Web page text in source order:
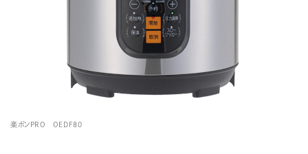
楽ポンPRO OEDF80